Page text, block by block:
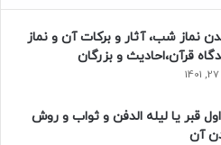
نماز شب، آثار و برکات آن و نماز
قرآن،احادیث و بزرگان
قبر یا لیله الدفن و ثواب و روش
آن